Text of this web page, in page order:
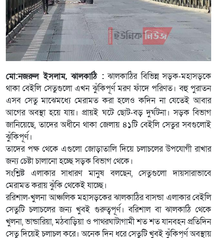
মো:নজরুল ইসলাম, ঝালকাঠি : ঝালকাঠির বিভিন্ন সড়ক-মহাসড়কে
থাকা বেইলি সেতুগুলো এখন ঝুঁকিপূর্ণ মরণ ফাঁদে পরিণত। বহু পুরাতন
এসব সেতু মাঝেমধ্যে মেরামত করা হলেও কদিন না যেতেই আবার
আগের অবস্থা হয়ে যায়। প্রায়ই ঘটে ছোট-বড় দুর্ঘটনা। সড়ক বিভাগ
জানিয়েছে, তাদের অধীনে থাকা জেলায় ৪১টি বেইলি সেতুর সবগুলোই
ঝুঁকিপূর্ণ।
তাদের পক্ষ থেকে এগুলো জোড়াতালি দিয়ে চলাচলের উপযোগী রাখার
জন্য চেষ্টা চালানো হচ্ছে সড়ক বিভাগ থেকে।
সংশ্লিষ্ট এলাকার সাধারণ মানুষ বলছেন, সেতুগুলো দায়সারাভাবে
মেরামত করায় ঝুঁকি থেকেই যাচ্ছে।
ররিশাল-খুলনা আঞ্চলিক মহাসড়কের ঝালকাঠির বাসন্ডা এলাকার বেইলি
সেতুটি চলাচলের জন্য খুবই গুরুত্বপূর্ণ। বরিশাল বা ঝালকাঠি থেকে
খুলনা, ভান্ডারিয়া, মঠবাড়িয়া ও পাথরঘাটাগামী শত শত যানবহন প্রতিদিন
সেতু দিয়েই চলাচল করে। অনেক দিন ধরে সেতুটি খুবই ঝুঁকিপূর্ণ অবস্থায়